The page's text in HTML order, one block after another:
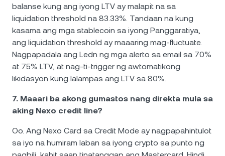
balanse kung ang iyong LTV ay malapit na sa
liquidation threshold na 83.33%. Tandaan na kung
kasama ang mga stablecoin sa iyong Panggaratiya,
ang liquidation threshold ay maaaring mag-fluctuate.
Nagpapadala ang Ledn ng mga alerto sa email sa 70%
at 75% LTV, at nag-ti-trigger ng awtomatikong
likidasyon kung lalampas ang LTV sa 80%.
7. Maaari ba akong gumastos nang direkta mula sa
aking Nexo credit line?
Oo. Ang Nexo Card sa Credit Mode ay nagpapahintulot
sa iyo na humiram laban sa iyong crypto sa punto ng